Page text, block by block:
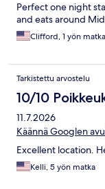
Perfect one night
and eats around
Clifford, 1 yön matka
Tarkistettu arvostelu
10/10
11.7.2026
Käännä Googlen
Excellent location.
Kelli, 5 yön matka